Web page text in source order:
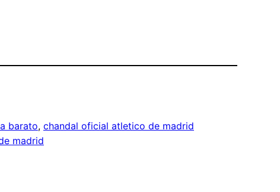
barato, chandal oficial atletico de madrid
madrid